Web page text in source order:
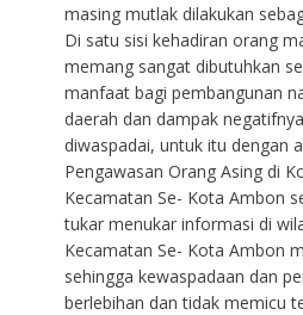
masing mutlak dilakukan
Di satu sisi kehadiran orang
memang sangat dibutuhkan
manfaat bagi pembangunan
daerah dan dampak
diwaspadai, untuk itu dengan
Pengawasan Orang Asing di
Kecamatan Se- Kota Ambon
tukar menukar informasi di
Kecamatan Se- Kota Ambon
sehingga kewaspadaan dan
berlebihan dan tidak memicu